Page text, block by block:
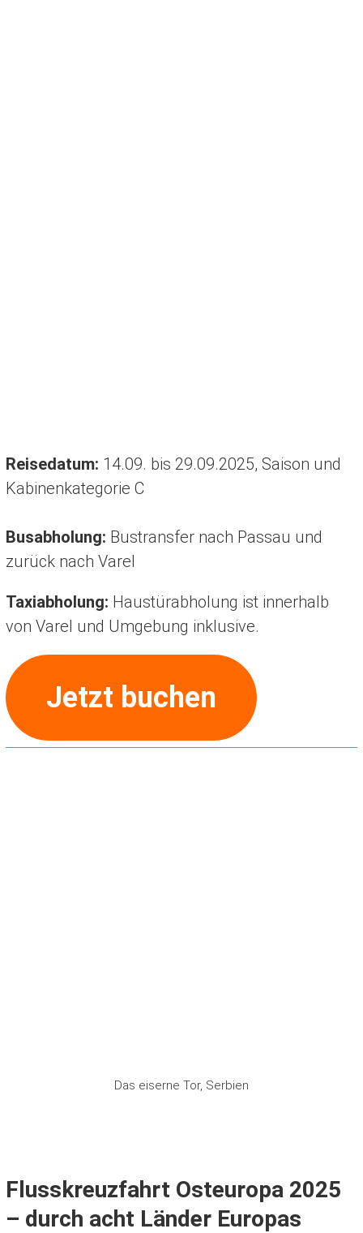
Reisedatum: 14.09. bis 29.09.2025, Saison und
Kabinenkategorie C
Busabholung: Bustransfer nach Passau und
zurück nach Varel
Taxiabholung: Haustürabholung ist innerhalb
von Varel und Umgebung inklusive.
Jetzt buchen
Das eiserne Tor, Serbien
Flusskreuzfahrt Osteuropa 2025
– durch acht Länder Europas